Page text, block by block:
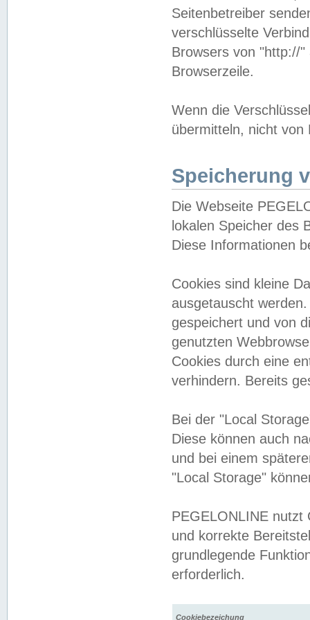
Seitenbetreiber
verschlüsselte
Browsers von "http://
Browserzeile.
Wenn die
übermitteln, nicht von
Speicherung
Die Webseite
lokalen Speicher des
Diese Informationen
Cookies sind kleine
ausgetauscht
gespeichert und von
genutzten
Cookies durch eine
verhindern. Bereits
Bei der "Local
Diese können auch
und bei einem
"Local Storage"
PEGELONLINE nutzt
und korrekte
grundlegende
erforderlich.
Cookiebezeichung